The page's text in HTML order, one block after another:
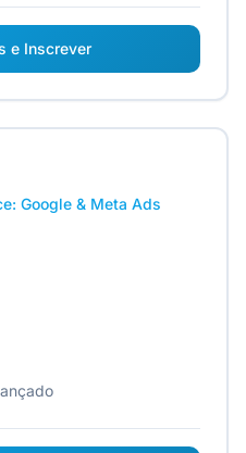
e Inscrever
Google & Meta Ads